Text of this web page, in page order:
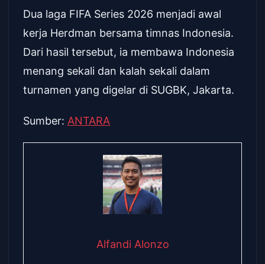
Dua laga FIFA Series 2026 menjadi awal
kerja Herdman bersama timnas Indonesia.
Dari hasil tersebut, ia membawa Indonesia
menang sekali dan kalah sekali dalam
turnamen yang digelar di SUGBK, Jakarta.
Sumber: ANTARA
Alfandi Alonzo